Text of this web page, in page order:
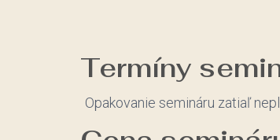
Termíny
Opakovanie semináru zatiaľ